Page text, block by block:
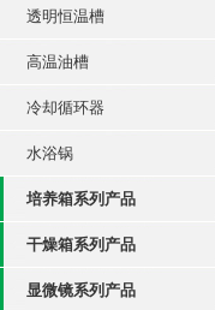
透明恒温槽
高温油槽
冷却循环器
水浴锅
培养箱系列产品
干燥箱系列产品
显微镜系列产品